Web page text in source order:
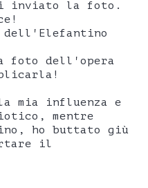
inviato la foto.
dell'Elefantino
foto dell'opera
mia influenza e
mentre
ho buttato giù
il